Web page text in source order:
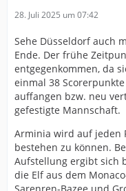
28. Juli 2025 um 07:42
Sehe Düsseldorf auch
Ende. Der frühe
entgegenkommen, da
einmal 38
auffangen bzw. neu
gefestigte Mannschaft.
Arminia wird auf jeden
bestehen zu können.
Aufstellung ergibt sich
die Elf aus dem